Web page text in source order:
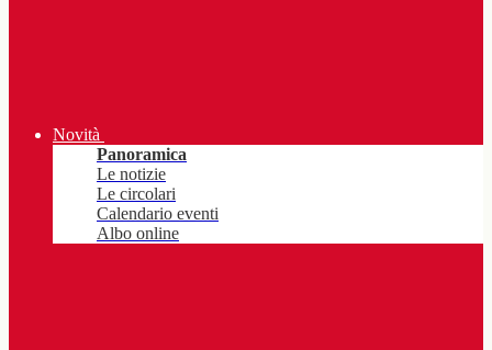
Novità
Panoramica
Le notizie
Le circolari
Calendario eventi
Albo online